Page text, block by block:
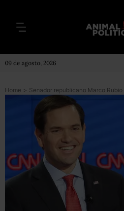
09 de agosto, 2026
Home >